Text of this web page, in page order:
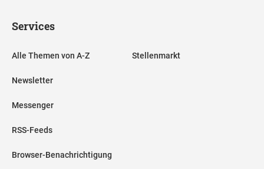
Services
Alle Themen von A-Z
Newsletter
Messenger
RSS-Feeds
Browser-Benachrichtigung
Stellenmarkt